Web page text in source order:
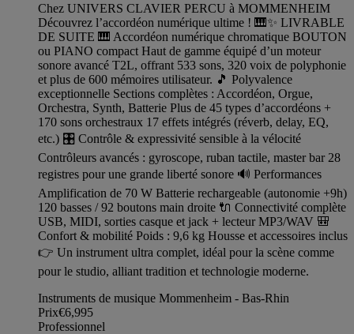
Chez UNIVERS CLAVIER PERCU à MOMMENHEIM
Découvrez l’accordéon numérique ultime ! 🎹✨ LIVRABLE
DE SUITE 🎹 Accordéon numérique chromatique BOUTON
ou PIANO compact Haut de gamme équipé d’un moteur
sonore avancé T2L, offrant 533 sons, 320 voix de polyphonie
et plus de 600 mémoires utilisateur. 🎵 Polyvalence
exceptionnelle Sections complètes : Accordéon, Orgue,
Orchestra, Synth, Batterie Plus de 45 types d’accordéons +
170 sons orchestraux 17 effets intégrés (réverb, delay, EQ,
etc.) 🎛️ Contrôle & expressivité sensible à la vélocité
Contrôleurs avancés : gyroscope, ruban tactile, master bar 28
registres pour une grande liberté sonore 🔊 Performances
Amplification de 70 W Batterie rechargeable (autonomie +9h)
120 basses / 92 boutons main droite 🔌 Connectivité complète
USB, MIDI, sorties casque et jack + lecteur MP3/WAV 🎒
Confort & mobilité Poids : 9,6 kg Housse et accessoires inclus
👉 Un instrument ultra complet, idéal pour la scène comme
pour le studio, alliant tradition et technologie moderne.
Instruments de musique Mommenheim - Bas-Rhin
Prix€6,995
Professionnel